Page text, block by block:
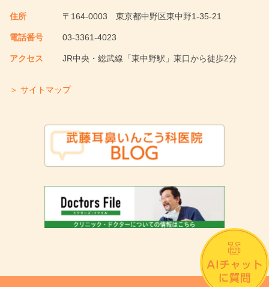
住所 〒164-0003 東京都中野区東中野1-35-21
電話番号 03-3361-4023
アクセス JR中央・総武線「東中野駅」東口から徒歩2分
＞ サイトマップ